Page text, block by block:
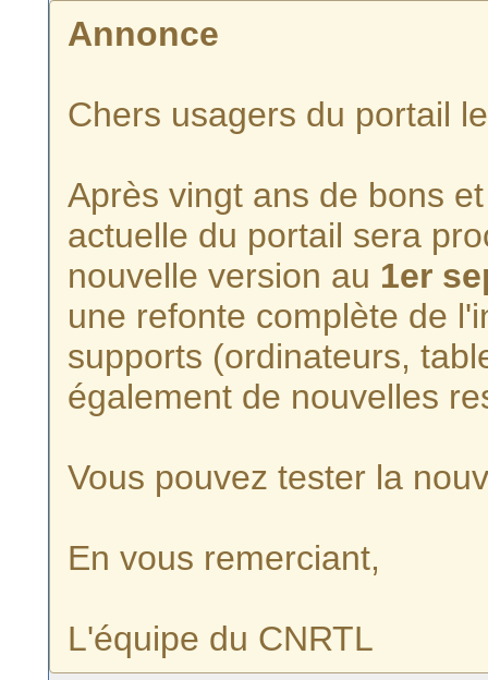
Annonce
Chers usagers du portail
Après vingt ans de bons
actuelle du portail sera
nouvelle version au 1er
une refonte complète de
supports (ordinateurs,
également de nouvelles
Vous pouvez tester la
En vous remerciant,
L'équipe du CNRTL